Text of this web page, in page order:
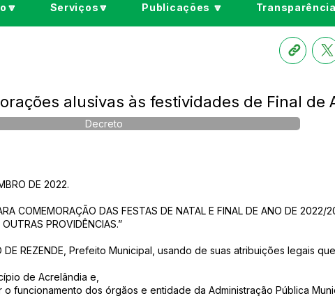
Serviços🔽 Publicações 🔽
alusivas às festividades de Final de
Decreto
DE 2022.
COMEMORAÇÃO DAS FESTAS DE NATAL E FINAL DE ANO DE 2022/
PROVIDÊNCIAS.”
DE REZENDE, Prefeito Municipal, usando de suas atribuições legais
de Acrelândia e,
o funcionamento dos órgãos e entidade da Administração Pública